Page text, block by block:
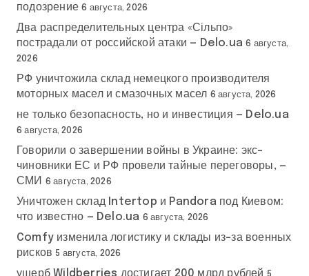
подозрение 6 августа, 2026
Два распределительных центра «Сільпо»
пострадали от российской атаки — Delo.ua 6 августа,
2026
РФ уничтожила склад немецкого производителя
моторных масел и смазочных масел 6 августа, 2026
не только безопасность, но и инвестиция — Delo.ua
6 августа, 2026
Говорили о завершении войны в Украине: экс-
чиновники ЕС и РФ провели тайные переговоры, —
СМИ
6 августа, 2026
Уничтожен склад Intertop и Pandora под Киевом:
что известно — Delo.ua 6 августа, 2026
Comfy изменила логистику и склады из-за военных
рисков 5 августа, 2026
ущерб Wildberries достигает 200 млрд рублей 5